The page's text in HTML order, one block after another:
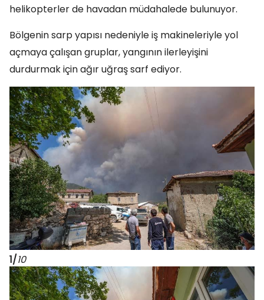
helikopterler de havadan müdahalede bulunuyor.
Bölgenin sarp yapısı nedeniyle iş makineleriyle yol
açmaya çalışan gruplar, yangının ilerleyişini
durdurmak için ağır uğraş sarf ediyor.
1/10